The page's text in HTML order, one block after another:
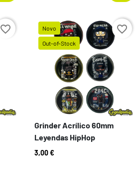
favorite_border Novo
Out-of-Stock
Grinder Acrílico 60mm
Leyendas HipHop
3,00 €
favorite_border